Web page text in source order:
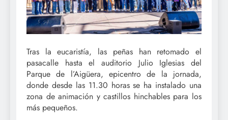
Tras la eucaristía, las peñas han retomado el
pasacalle hasta el auditorio Julio Iglesias del
Parque de l’Aigüera, epicentro de la jornada,
donde desde las 11.30 horas se ha instalado una
zona de animación y castillos hinchables para los
más pequeños.